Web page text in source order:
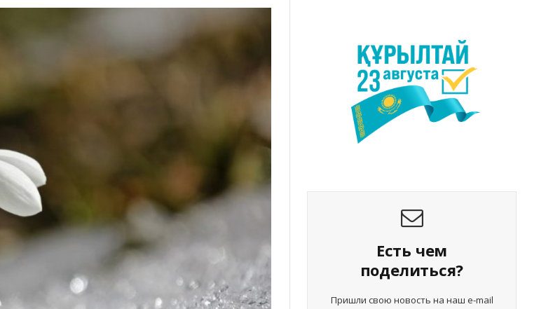
Есть чем
поделиться?
Пришли свою новость на наш e-mail